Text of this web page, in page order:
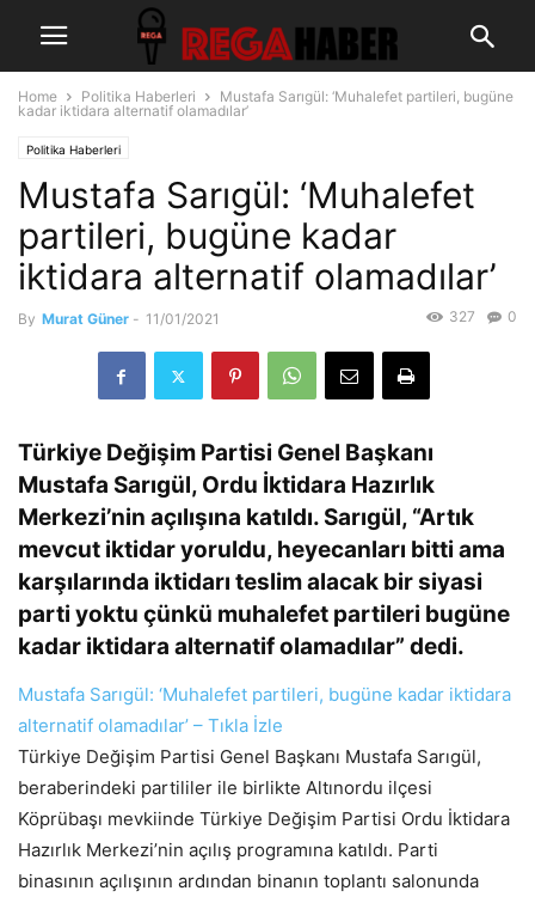
Home Politika Haberleri
Mustafa Sarıgül: ‘Muhalefet partileri, bugüne
kadar iktidara alternatif olamadılar’
Politika Haberleri
Mustafa Sarıgül: ‘Muhalefet
partileri, bugüne kadar
iktidara alternatif olamadılar’
By Murat Güner - 11/01/2021 0
327
Türkiye Değişim Partisi Genel Başkanı
Mustafa Sarıgül, Ordu İktidara Hazırlık
Merkezi’nin açılışına katıldı. Sarıgül, “Artık
mevcut iktidar yoruldu, heyecanları bitti ama
karşılarında iktidarı teslim alacak bir siyasi
parti yoktu çünkü muhalefet partileri bugüne
kadar iktidara alternatif olamadılar” dedi.
Mustafa Sarıgül: ‘Muhalefet partileri, bugüne kadar iktidara
alternatif olamadılar’ – Tıkla İzle
Türkiye Değişim Partisi Genel Başkanı Mustafa Sarıgül,
beraberindeki partililer ile birlikte Altınordu ilçesi
Köprübaşı mevkiinde Türkiye Değişim Partisi Ordu İktidara
Hazırlık Merkezi’nin açılış programına katıldı. Parti
binasının açılışının ardından binanın toplantı salonunda